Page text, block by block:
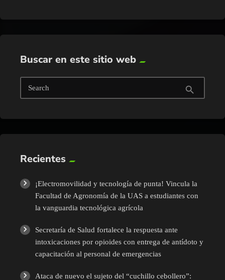
Buscar en este sitio web
Search search
Recientes
¡Electromovilidad y tecnología de punta! Vincula la
Facultad de Agronomía de la UAS a estudiantes con
la vanguardia tecnológica agrícola
Secretaría de Salud fortalece la respuesta ante
intoxicaciones por opioides con entrega de antídoto y
capacitación al personal de emergencias
Ataca de nuevo el sujeto del “cuchillo cebollero”: